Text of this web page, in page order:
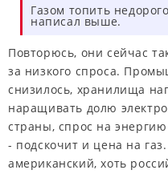
Газом топить
написал выше.
Повторюсь, они сейчас
за низкого спроса.
снизилось, хранилища
наращивать долю
страны, спрос на
- подскочит и цена на
американский, хоть